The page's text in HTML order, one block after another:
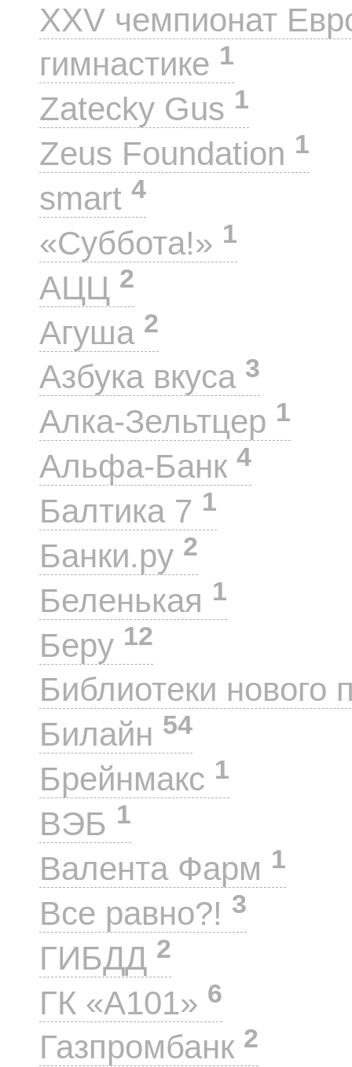
XXV чемпионат
гимнастике 1
Zatecky Gus 1
Zeus Foundation 1
smart 4
«Суббота!» 1
АЦЦ 2
Агуша 2
Азбука вкуса 3
Алка-Зельтцер 1
Альфа-Банк 4
Балтика 7 1
Банки.ру 2
Беленькая 1
Беру 12
Библиотеки нового
Билайн 54
Брейнмакс 1
ВЭБ 1
Валента Фарм 1
Все равно?! 3
ГИБДД 2
ГК «А101» 6
Газпромбанк 2